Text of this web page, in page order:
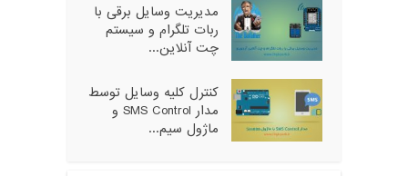
مدیریت وسایل برقی با
ربات تلگرام و سیستم
چت آنلاین...
کنترل کلیه وسایل توسط
مدار SMS Control و
ماژول سیم...